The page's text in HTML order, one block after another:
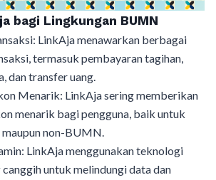
bagi Lingkungan BUMN
LinkAja menawarkan berbagai
termasuk pembayaran tagihan,
dan transfer uang.
Menarik: LinkAja sering memberikan
menarik bagi pengguna, baik untuk
non-BUMN.
LinkAja menggunakan teknologi
canggih untuk melindungi data dan